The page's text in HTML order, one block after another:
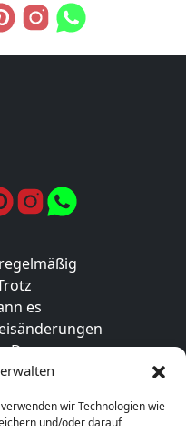
wir Technologien wie
und/oder darauf
es
Der
die
Online-